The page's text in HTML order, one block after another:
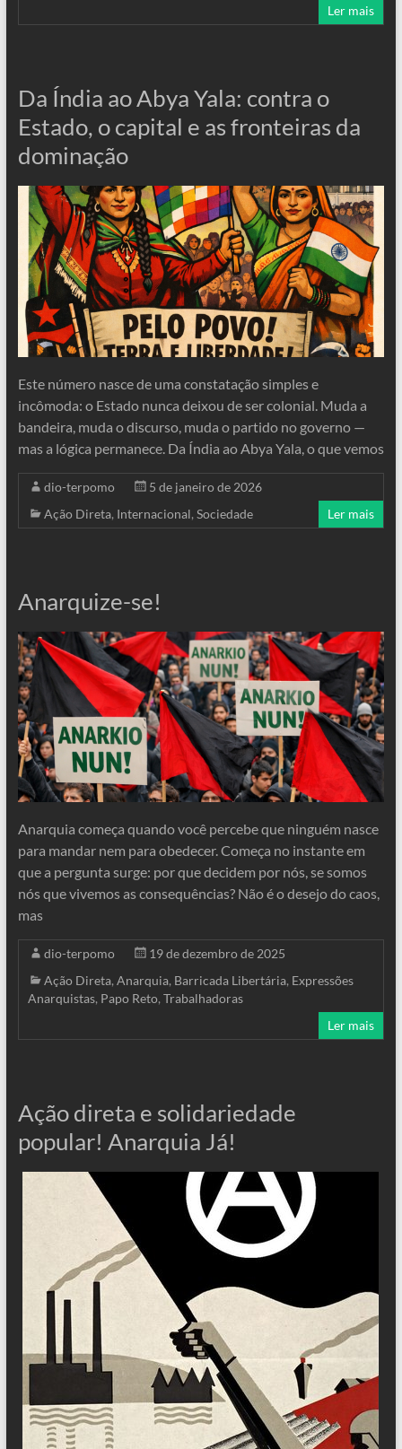
Ler mais
Da Índia ao Abya Yala: contra o
Estado, o capital e as fronteiras da
dominação
Este número nasce de uma constatação simples e
incômoda: o Estado nunca deixou de ser colonial. Muda a
bandeira, muda o discurso, muda o partido no governo —
mas a lógica permanece. Da Índia ao Abya Yala, o que vemos
dio-terpomo
5 de janeiro de 2026
Ação Direta, Internacional, Sociedade Ler mais
Anarquize-se!
Anarquia começa quando você percebe que ninguém nasce
para mandar nem para obedecer. Começa no instante em
que a pergunta surge: por que decidem por nós, se somos
nós que vivemos as consequências? Não é o desejo do caos,
mas
dio-terpomo
19 de dezembro de 2025
Ação Direta, Anarquia, Barricada Libertária, Expressões
Anarquistas, Papo Reto, Trabalhadoras
Ler mais
Ação direta e solidariedade
popular! Anarquia Já!